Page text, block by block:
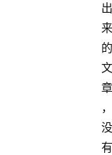
出
来
的
文
章
，
没
有